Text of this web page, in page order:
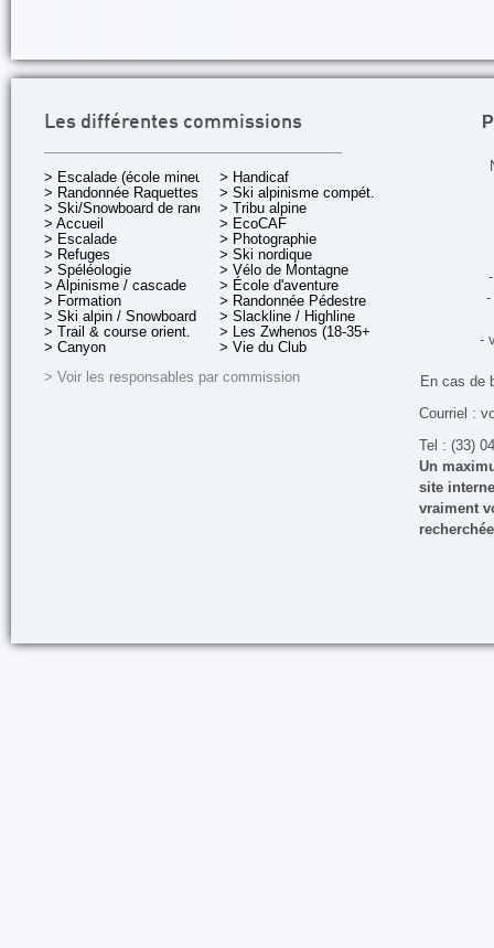
Les différentes commissions
> Escalade (école mineurs)
> Randonnée Raquettes
> Ski/Snowboard de rando.
> Accueil
> Escalade
> Refuges
> Spéléologie
> Alpinisme / cascade
> Formation
> Ski alpin / Snowboard
> Trail & course orient.
> Canyon
> Handicaf
> Ski alpinisme compét.
> Tribu alpine
> EcoCAF
> Photographie
> Ski nordique
> Vélo de Montagne
> École d'aventure
> Randonnée Pédestre
> Slackline / Highline
> Les Zwhenos (18-35+ ans)
> Vie du Club
> Voir les responsables par commission
-
-
En cas de
Courriel :
Tel : (33)
Un
site
vraiment